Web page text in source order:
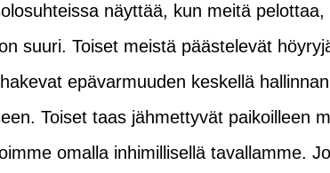
näyttää, kun meitä
suuri. Toiset meistä päästelevät
epävarmuuden keskellä
Toiset taas jähmettyvät paikoilleen
omalla inhimillisellä tavallamme.